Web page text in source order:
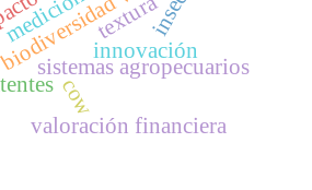
sistemas agropecuarios
cow
innovación
valoración financiera
textura